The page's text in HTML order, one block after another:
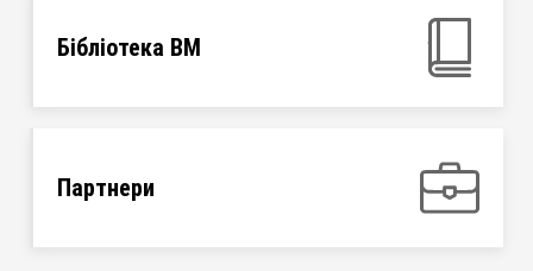
Бібліотека ВМ
Партнери